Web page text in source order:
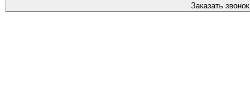
Заказать звонок